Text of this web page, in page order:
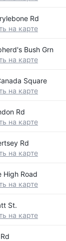
Rd
на карте
Bush Grn
на карте
Square
на карте
Rd
на карте
Rd
на карте
High Road
на карте
St.
на карте